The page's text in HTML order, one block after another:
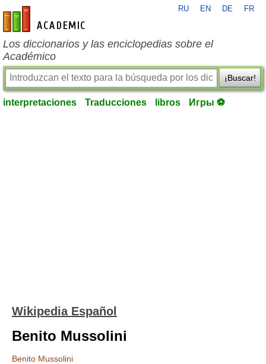
es-academic.com
RU EN DE FR
Los diccionarios y las enciclopedias sobre el
Académico
¡Buscar!
interpretaciones Traducciones libros Игры ⚽
Wikipedia Español
Benito Mussolini
Benito Mussolini